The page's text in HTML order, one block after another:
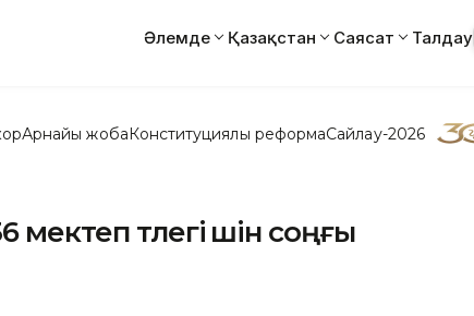
Әлемде Қазақстан Саясат Талдау
Арнайы жобаКонституциялық реформаСайлау-2026
түлегі үшін соңғы